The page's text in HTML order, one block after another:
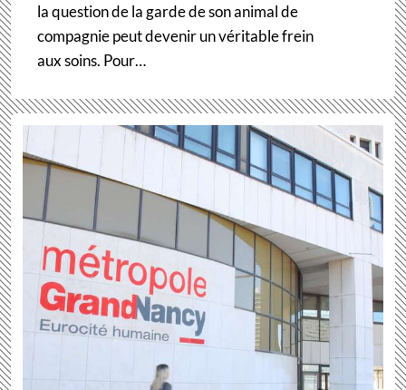
la question de la garde de son animal de
compagnie peut devenir un véritable frein
aux soins. Pour…